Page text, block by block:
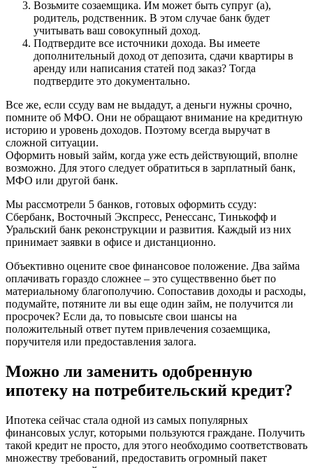
Возьмите созаемщика. Им может быть супруг (а),
родитель, родственник. В этом случае банк будет
учитывать ваш совокупный доход.
Подтвердите все источники дохода. Вы имеете
дополнительный доход от депозита, сдачи квартиры в
аренду или написания статей под заказ? Тогда
подтвердите это документально.
Все же, если ссуду вам не выдадут, а деньги нужны срочно,
помните об МФО. Они не обращают внимание на кредитную
историю и уровень доходов. Поэтому всегда выручат в
сложной ситуации.
Оформить новый займ, когда уже есть действующий, вполне
возможно. Для этого следует обратиться в зарплатный банк,
МФО или другой банк.
Мы рассмотрели 5 банков, готовых оформить ссуду:
Сбербанк, Восточный Экспресс, Ренессанс, Тинькофф и
Уральский банк реконструкции и развития. Каждый из них
принимает заявки в офисе и дистанционно.
Объективно оцените свое финансовое положение. Два займа
оплачивать гораздо сложнее – это существвенно бьет по
материальному благополучию. Сопоставив доходы и расходы,
подумайте, потяните ли вы еще один займ, не получится ли
просрочек? Если да, то повысьте свои шансы на
положительный ответ путем привлечения созаемщика,
поручителя или предоставления залога.
Можно ли заменить одобренную
ипотеку на потребительский кредит?
Ипотека сейчас стала одной из самых популярных
финансовых услуг, которыми пользуются граждане. Получить
такой кредит не просто, для этого необходимо соответствовать
множеству требований, предоставить огромный пакет